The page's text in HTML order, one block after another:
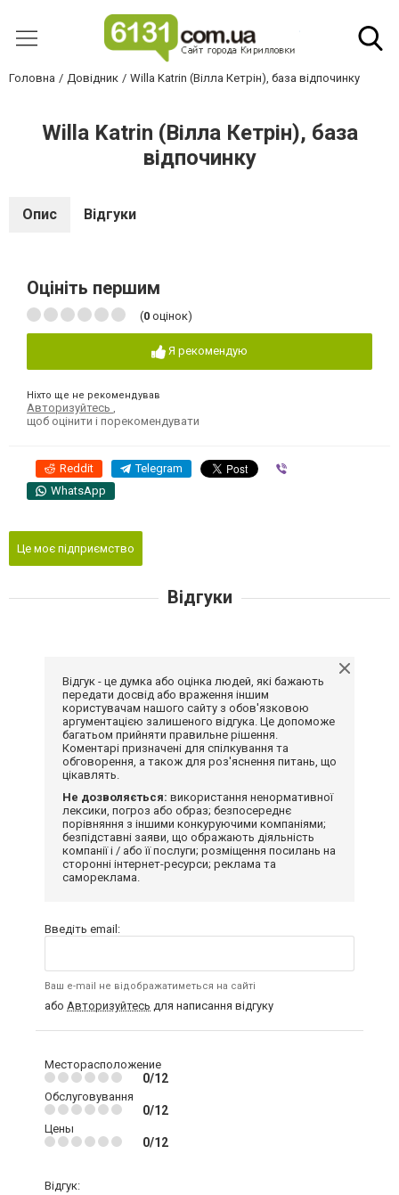
Головна Довідник Willa Katrin (Вілла Кетрін), база відпочинку
Willa Katrin (Вілла Кетрін), база
відпочинку
Опис Відгуки
Оцініть першим
(0 оцінок)
Я рекомендую
Ніхто ще не рекомендував
Авторизуйтесь
щоб оцінити і порекомендувати
Reddit Telegram
WhatsApp
Це моє підприємство
Відгуки
Відгук - це думка або оцінка людей, які бажають
передати досвід або враження іншим
користувачам нашого сайту з обов'язковою
аргументацією залишеного відгука. Це допоможе
багатьом прийняти правильне рішення.
Коментарі призначені для спілкування та
обговорення, а також для роз'яснення питань, що
цікавлять.
Не дозволяється: використання ненормативної
лексики, погроз або образ; безпосереднє
порівняння з іншими конкуруючими компаніями;
безпідставні заяви, що ображають діяльність
компанії і / або її послуги; розміщення посилань на
сторонні інтернет-ресурси; реклама та
самореклама.
Введіть email:
Ваш e-mail не відображатиметься на сайті
або Авторизуйтесь для написання відгуку
Месторасположение
0/12
Обслуговування
0/12
Цены
0/12
Відгук: